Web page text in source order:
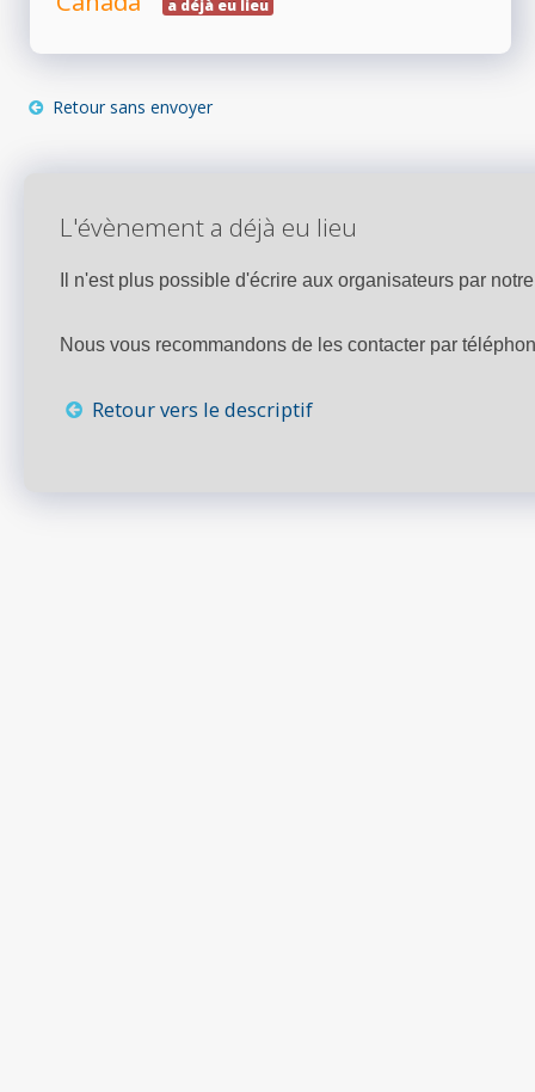
a déjà eu lieu
Retour sans envoyer
L'évènement a déjà eu lieu
Il n'est plus possible d'écrire aux organisateurs par
Nous vous recommandons de les contacter par
Retour vers le descriptif